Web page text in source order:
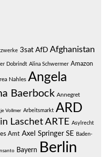
3sat AfD Afghanistan
Dobrindt Alina Schwermer Amazon
Nahles Angela
Baerbock Annegret
Vollmer Arbeitsmarkt ARD
Laschet ARTE Asylrecht
Amt Axel Springer SE Baden-
Bayern Berlin